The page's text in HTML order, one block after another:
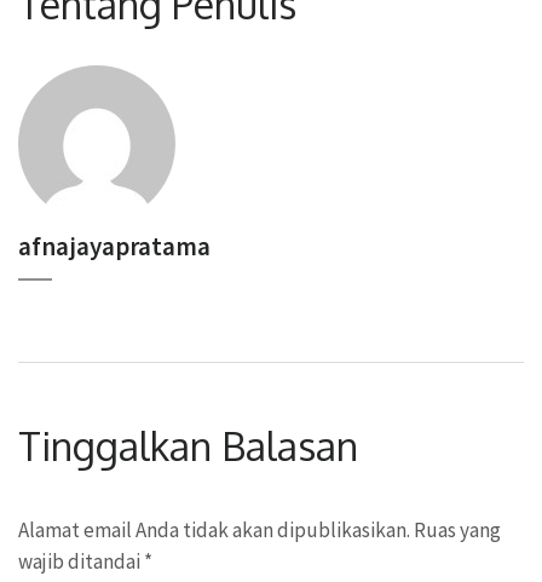
afnajayapratama
Tinggalkan Balasan
Alamat email Anda tidak akan dipublikasikan. Ruas yang
wajib ditandai *